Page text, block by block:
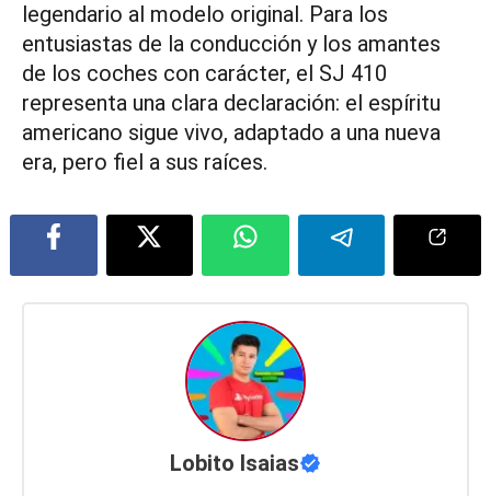
legendario al modelo original. Para los
entusiastas de la conducción y los amantes
de los coches con carácter, el SJ 410
representa una clara declaración: el espíritu
americano sigue vivo, adaptado a una nueva
era, pero fiel a sus raíces.
Lobito Isaias